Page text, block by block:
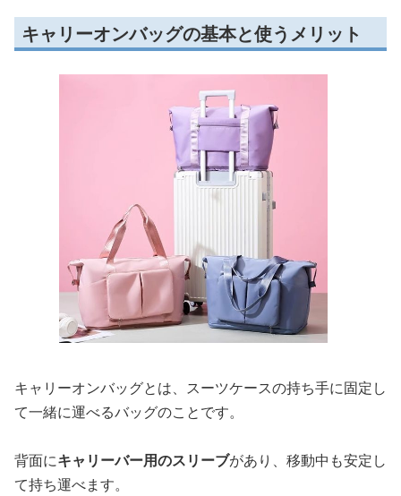
キャリーオンバッグの基本と使うメリット
キャリーオンバッグとは、スーツケースの持ち手に固定し
て一緒に運べるバッグのことです。
背面にキャリーバー用のスリーブがあり、移動中も安定し
て持ち運べます。